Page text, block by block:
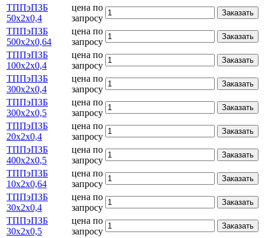
ТППэПЗБ
50х2х0,4
цена по
запросу
Заказать
ТППэПЗБ
500х2х0,64
цена по
запросу
Заказать
ТППэПЗБ
100х2х0,4
цена по
запросу
Заказать
ТППэПЗБ
300х2х0,4
цена по
запросу
Заказать
ТППэПЗБ
300х2х0,5
цена по
запросу
Заказать
ТППэПЗБ
20х2х0,4
цена по
запросу
Заказать
ТППэПЗБ
400х2х0,5
цена по
запросу
Заказать
ТППэПЗБ
10х2х0,64
цена по
запросу
Заказать
ТППэПЗБ
30х2х0,4
цена по
запросу
Заказать
ТППэПЗБ
30х2х0,5
цена по
запросу
Заказать